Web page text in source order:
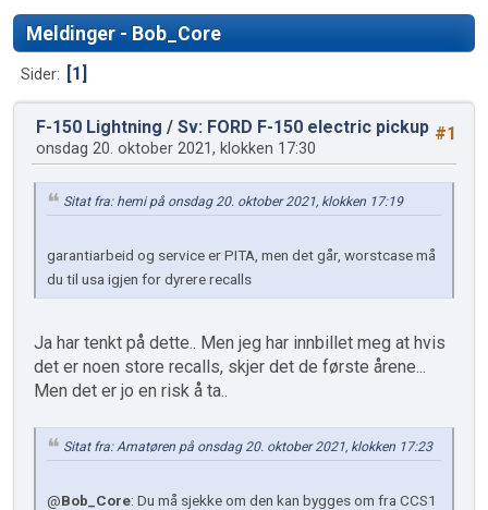
Meldinger - Bob_Core
Sider 1
#1
F-150 Lightning / Sv: FORD F-150 electric pickup
onsdag 20. oktober 2021, klokken 17:30
Sitat fra: hemi på onsdag 20. oktober 2021, klokken 17:19
garantiarbeid og service er PITA, men det går, worstcase må
du til usa igjen for dyrere recalls
Ja har tenkt på dette.. Men jeg har innbillet meg at hvis
det er noen store recalls, skjer det de første årene...
Men det er jo en risk å ta..
Sitat fra: Amatøren på onsdag 20. oktober 2021, klokken 17:23
@Bob_Core: Du må sjekke om den kan bygges om fra CCS1